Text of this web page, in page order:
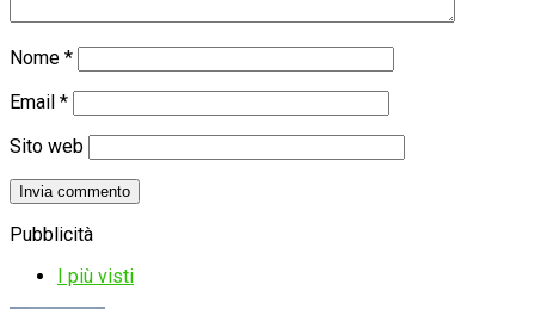
Nome *
Email *
Sito web
Pubblicità
I più visti